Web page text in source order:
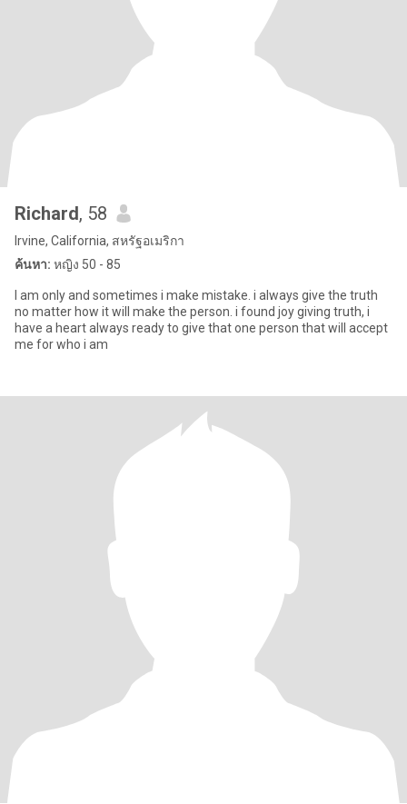
Richard, 58
Irvine, California, สหรัฐอเมริกา
ค้นหา: หญิง 50 - 85
I am only and sometimes i make mistake. i always give the truth
no matter how it will make the person. i found joy giving truth, i
have a heart always ready to give that one person that will accept
me for who i am